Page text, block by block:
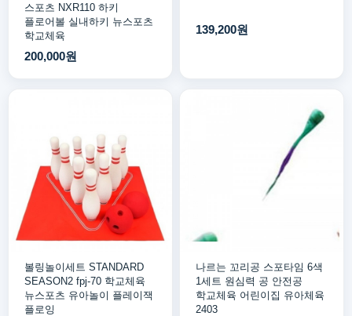
스포츠 NXR110 하키
플로어볼 실내하키 뉴스포츠
학교체육
200,000원
139,200원
볼링놀이세트 STANDARD
SEASON2 fpj-70 학교체육
뉴스포츠 유아놀이 플레이잭
플로잉
나르는 꼬리공 스포타임 6색
1세트 원심력 공 안전공
학교체육 어린이집 유아체육
2403